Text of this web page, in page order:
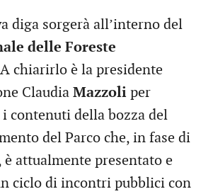
diga sorgerà all’interno del
delle Foreste
A chiarirlo è la presidente
Claudia Mazzoli per
contenuti della bozza del
del Parco che, in fase di
è attualmente presentato e
ciclo di incontri pubblici con